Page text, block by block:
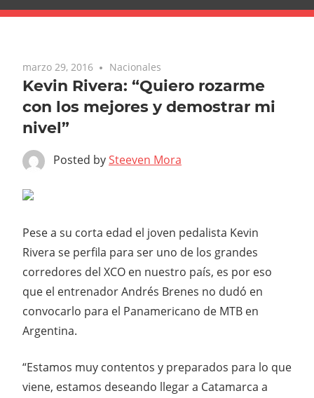
marzo 29, 2016 Nacionales
Kevin Rivera: “Quiero rozarme
con los mejores y demostrar mi
nivel”
Posted bySteeven Mora
Pese a su corta edad el joven pedalista Kevin
Rivera se perfila para ser uno de los grandes
corredores del XCO en nuestro país, es por eso
que el entrenador Andrés Brenes no dudó en
convocarlo para el Panamericano de MTB en
Argentina.
“Estamos muy contentos y preparados para lo que
viene, estamos deseando llegar a Catamarca a